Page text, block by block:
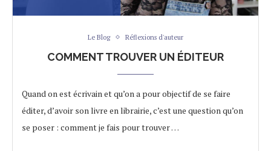
Le Blog Réflexions d'auteur
COMMENT TROUVER UN ÉDITEUR
Quand on est écrivain et qu’on a pour objectif de se faire
éditer, d’avoir son livre en librairie, c’est une question qu’on
se poser : comment je fais pour trouver …